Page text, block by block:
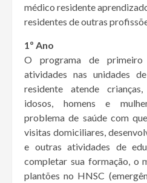
médico residente
residentes de outras
1º Ano
O programa de
atividades nas unidades
residente atende crianças,
idosos, homens e
problema de saúde com
visitas domiciliares,
e outras atividades de
completar sua formação, o
plantões no HNSC